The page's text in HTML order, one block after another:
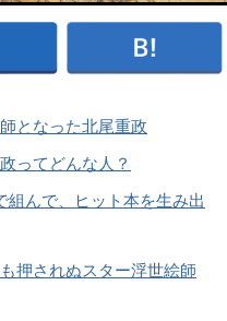
となった北尾重政
ってどんな人？
組んで、ヒット本を生み出
押されぬスター浮世絵師